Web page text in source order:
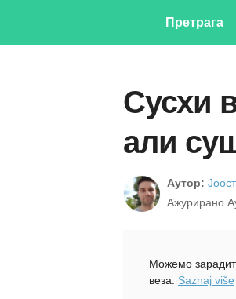
Претрага
Сусхи
али
Аутор:
Ажурирано
Можемо
веза. Saznaj više